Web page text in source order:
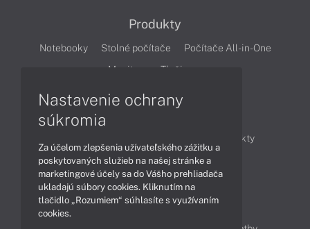
Produkty
Notebooky Stolné počítače
Počítače All-in-One
Monitory
Tlačiarne
Produkty
Technológie
Videá
Obsah
Nastavenie ochrany
súkromia
Za účelom zlepšenia užívateľského zážitku a
poskytovaných služieb na našej stránke a
marketingové účely sa do Vášho prehliadača
ukladajú súbory cookies. Kliknutím na
tlačidlo „Rozumiem“ súhlasíte s využívaním
cookies.